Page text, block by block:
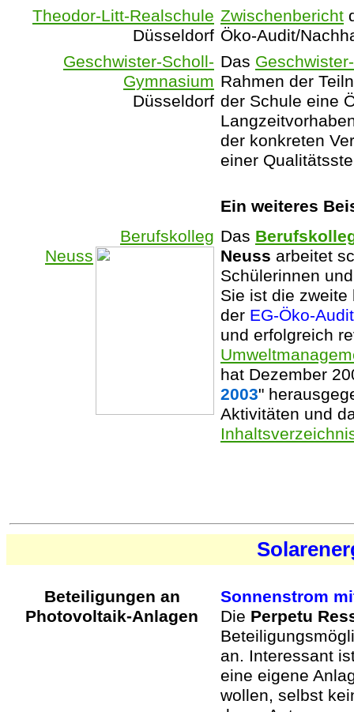
Theodor-Litt-Realschule
Düsseldorf
Zwischenbericht
Öko-Audit/
Geschwister-Scholl-
Gymnasium
Düsseldorf
Das
Rahmen der
der Schule eine
der konkreten
einer
Ein weiteres
Berufskolleg
Neuss
Das
Neuss arbeitet
Schülerinnen
Sie ist die
der EG-Öko-
und erfolgreich
hat Dezember
2003"
Aktivitäten und
Beteiligungen an
Photovoltaik-Anlagen
Sonnenstrom
Die Perpetu
an. Interessant
eine eigene
wollen, selbst